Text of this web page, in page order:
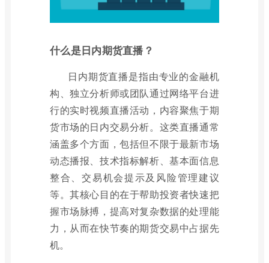
什么是日内期货直播？
日内期货直播是指由专业的金融机
构、独立分析师或团队通过网络平台进
行的实时视频直播活动，内容聚焦于期
货市场的日内交易分析。这类直播通常
涵盖多个方面，包括但不限于最新市场
动态播报、技术指标解析、基本面信息
整合、交易机会提示及风险管理建议
等。其核心目的在于帮助投资者快速把
握市场脉搏，提高对复杂数据的处理能
力，从而在快节奏的期货交易中占据先
机。